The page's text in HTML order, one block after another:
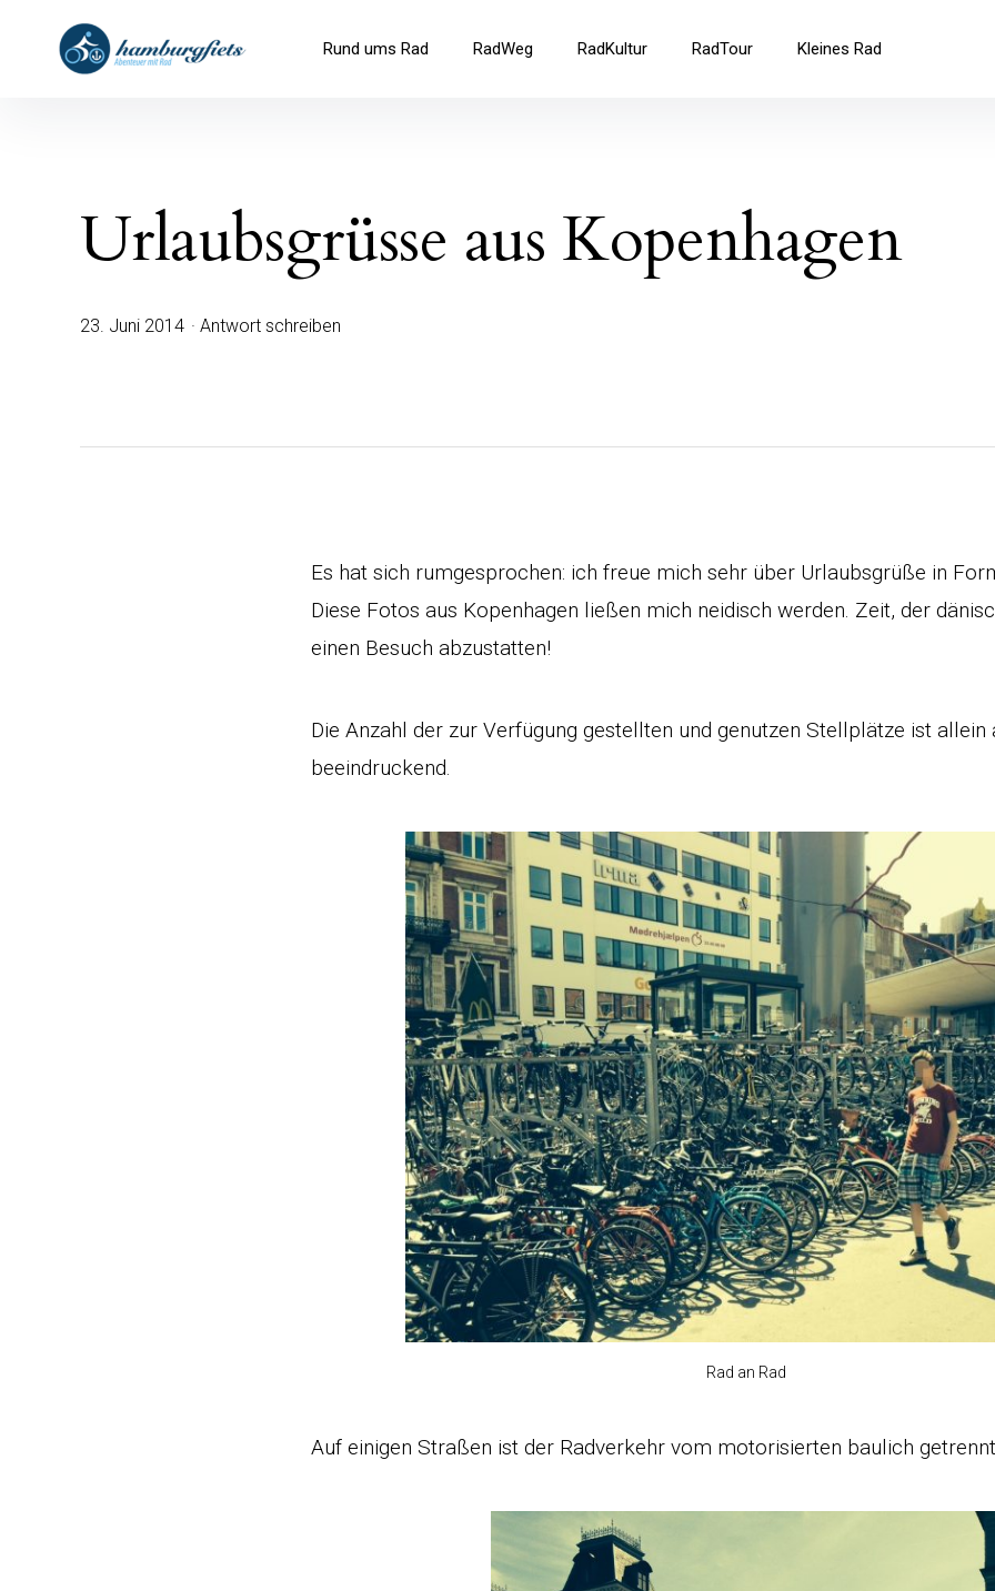
überspringenhamburgfiets – Abenteuer mit Rad
Rund ums Rad RadWeg RadKultur RadTour Kleines Rad
Urlaubsgrüsse aus Kopenhagen
23. Juni 2014 Antwort schreiben
Es hat sich rumgesprochen: ich freue mich sehr über Urlaubsgrüße in
Diese Fotos aus Kopenhagen ließen mich neidisch werden. Zeit, der
einen Besuch abzustatten!
Die Anzahl der zur Verfügung gestellten und genutzen Stellplätze ist
beeindruckend.
Rad an Rad
Auf einigen Straßen ist der Radverkehr vom motorisierten baulich